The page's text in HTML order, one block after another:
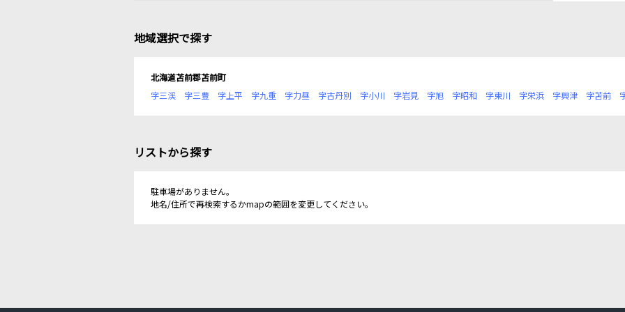
地域選択で探す
北海道苫前郡苫前町
字三渓
字三豊 字上平 字九重 字力昼 字古丹別 字小川 字岩見 字旭 字昭和 字東川 字栄浜 字興津 字苫前
リストから探す
駐車場がありません。
地名/住所で再検索するかmapの範囲を変更してください。